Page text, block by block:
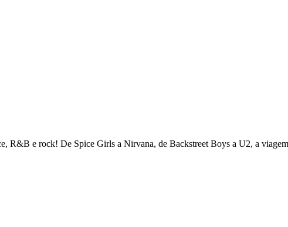
R&B e rock! De Spice Girls a Nirvana, de Backstreet Boys a U2, a